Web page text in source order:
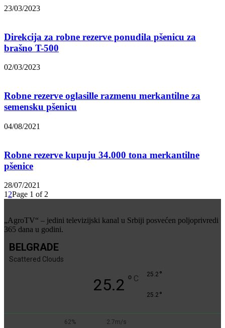
23/03/2023
Direkcija za robne rezerve ponudila pšenicu za
brašno T-500
02/03/2023
Robne rezerve oglasille razmenu merkantilne za
semensku pšenicu
04/08/2021
Robne rezerve kupuju 34.000 tona merkantilne
pšenice
28/07/2021
1 2Page 1 of 2
„AgroTV“ – jedini televizijski kanal u Srbiji posvećen poljoprivredi
365 dana u godini.
BELGRADE
Scattered Clouds
25.2 ° C 25.2 °
25.2 °
62% 2.7m/s